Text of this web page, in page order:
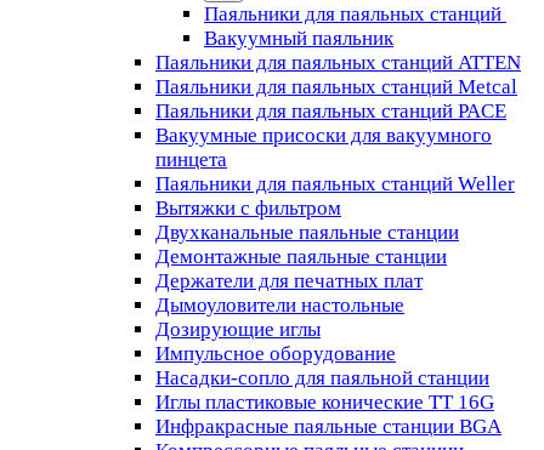
Паяльники для паяльных станций
Вакуумный паяльник
Паяльники для паяльных станций ATTEN
Паяльники для паяльных станций Metcal
Паяльники для паяльных станций PACE
Вакуумные присоски для вакуумного
пинцета
Паяльники для паяльных станций Weller
Вытяжки с фильтром
Двухканальные паяльные станции
Демонтажные паяльные станции
Держатели для печатных плат
Дымоуловители настольные
Дозирующие иглы
Импульсное оборудование
Насадки-сопло для паяльной станции
Иглы пластиковые конические TT 16G
Инфракрасные паяльные станции BGA